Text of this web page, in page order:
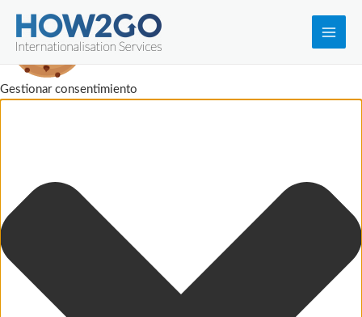
Gestionar consentimiento
Main